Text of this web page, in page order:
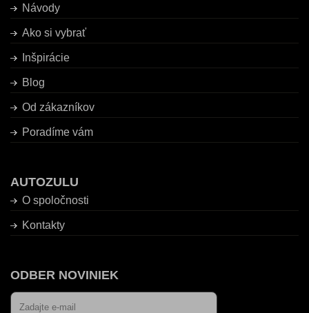
Návody
Ako si vybrať
Inšpirácie
Blog
Od zákazníkov
Poradíme vám
AUTOZULU
O spoločnosti
Kontakty
ODBER NOVINIEK